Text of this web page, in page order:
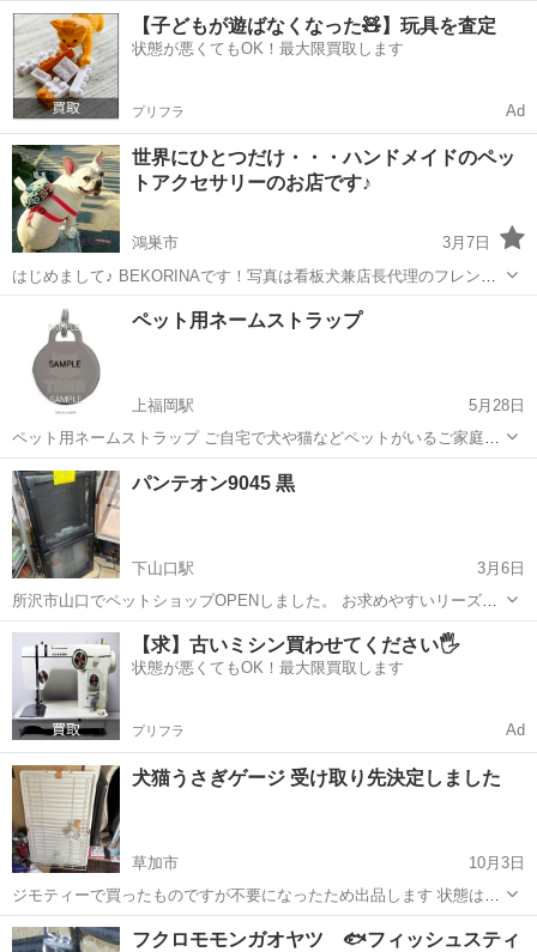
月21日頃取りに来れる方優先です。よろしくお願い致します。
埼玉 ふじみ野市 上福岡駅 ペット用品
【子どもが遊ばなくなった🧸】玩具を査定
状態が悪くてもOK！最大限買取します
プリフラ Ad
世界にひとつだけ・・・ハンドメイドのペッ
トアクセサリーのお店です♪
鴻巣市
3月7日
はじめまして♪ BEKORINAです！写真は看板犬兼店長代理のフレンチ
ブルドッグ・べこさんです★ べこさんとお揃いのアクセサリーがあっ
たらいいのに！ということで始めたビーズ織り小物とペットアクセサ
リーのハンドメイドシ...
ペット用品 フレンチブルドッグ
ペット用ネームストラップ
上福岡駅
5月28日
ペット用ネームストラップ ご自宅で犬や猫などペットがいるご家庭必
見！！ これから飼う予定、もしくは今つけてるものから新しいものを
つけたいという方にオススメです!! オリジナルネームストラップ（名
入れ）を作りませんか？ 画...
埼玉 ふじみ野市 ペット用品
パンテオン9045 黒
下山口駅
3月6日
所沢市山口でペットショップOPENしました。 お求めやすいリーズナ
ブルな価格で頑張ります。 お気軽にお越し下さいm(_ _)m 月曜日火曜
日定休 店舗前駐車場有 爬虫類ケージ パンテオン9045 黒 入荷しまし
た。 パン...
埼玉 所沢市 下山口駅 ペット用品
【求】古いミシン買わせてください🖐️
状態が悪くてもOK！最大限買取します
プリフラ Ad
犬猫うさぎゲージ 受け取り先決定しました
草加市
10月3日
ジモティーで買ったものですが不要になったため出品します 状態は綺
麗だと思います
埼玉 草加市 ペット用品
フクロモモンガオヤツ 🐟フィッシュスティ